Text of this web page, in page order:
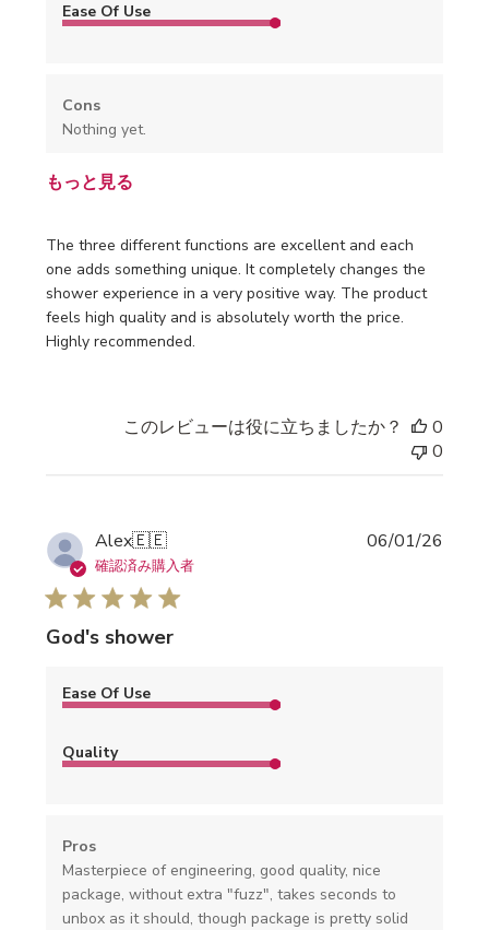
The three different functions are excellent and each
one adds something unique. It completely changes the
shower experience in a very positive way. The product
feels high quality and is absolutely worth the price.
Highly recommended.
Ease Of Use
Cons
Nothing yet.
もっと見る
このレビューは役に立ちましたか？
0
0
Alex🇪🇪
確認済み購入者
God's shower
Ease Of Use
Quality
Pros
Masterpiece of engineering, good quality, nice
package, without extra "fuzz", takes seconds to
unbox as it should, though package is pretty solid
06/01/26